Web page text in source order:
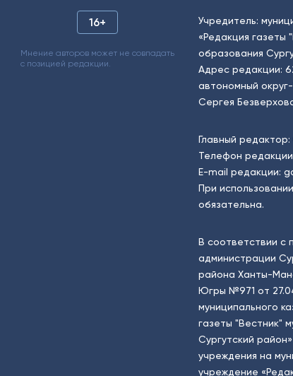
16+
Мнение авторов может не совпадать
с позицией редакции.
Учредитель:
«Редакция газеты
образования
Адрес редакции:
автономный округ-
Сергея
Главный
Телефон
E-mail редакции:
При
обязательна.
В соответствии с
администрации
района Ханты-
Югры №971 от
муниципального
газеты "Вестник"
Сургутский
учреждения на
учреждение